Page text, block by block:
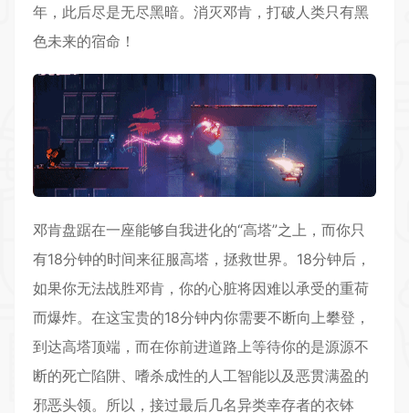
年，此后尽是无尽黑暗。消灭邓肯，打破人类只有黑
色未来的宿命！
邓肯盘踞在一座能够自我进化的“高塔”之上，而你只
有18分钟的时间来征服高塔，拯救世界。18分钟后，
如果你无法战胜邓肯，你的心脏将因难以承受的重荷
而爆炸。在这宝贵的18分钟内你需要不断向上攀登，
到达高塔顶端，而在你前进道路上等待你的是源源不
断的死亡陷阱、嗜杀成性的人工智能以及恶贯满盈的
邪恶头领。所以，接过最后几名异类幸存者的衣钵